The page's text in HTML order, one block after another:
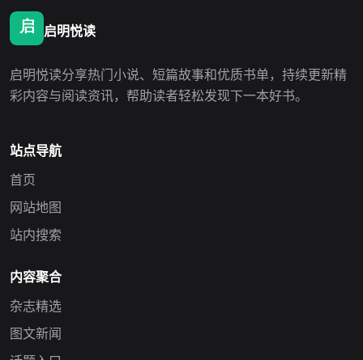
启明悦读
启明悦读分享热门小说、短篇故事和优质书单，持续更新精
彩内容与阅读资讯，帮助读者轻松发现下一本好书。
站点导航
首页
网站地图
站内搜索
内容聚合
杂志精选
图文新闻